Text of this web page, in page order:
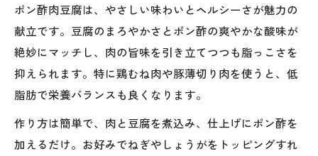
ポン酢肉豆腐は、やさしい味わいとヘルシーさが魅力の
献立です。豆腐のまろやかさとポン酢の爽やかな酸味が
絶妙にマッチし、肉の旨味を引き立てつつも脂っこさを
抑えられます。特に鶏むね肉や豚薄切り肉を使うと、低
脂肪で栄養バランスも良くなります。
作り方は簡単で、肉と豆腐を煮込み、仕上げにポン酢を
加えるだけ。お好みでねぎやしょうがをトッピングすれ